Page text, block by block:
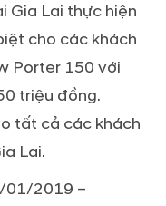
Gia Lai thực hiện
cho các khách
Porter 150 với
triệu đồng.
tất cả các khách
Lai.
01/2019 –